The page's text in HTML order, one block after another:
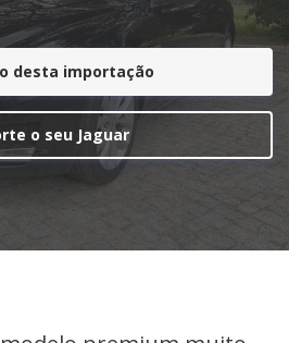
desta importação
o seu Jaguar